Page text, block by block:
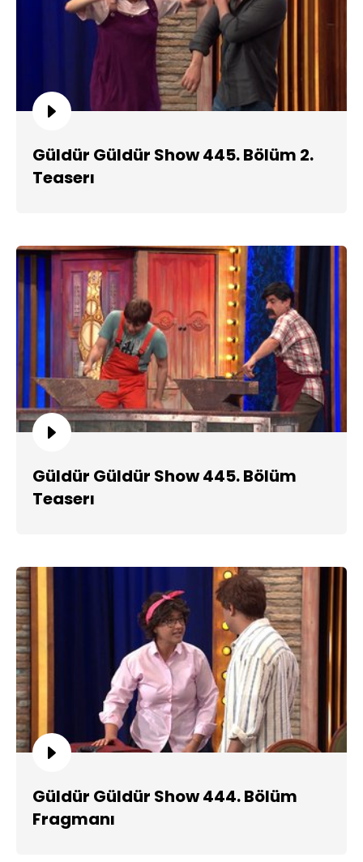
Güldür Güldür Show 445. Bölüm 2.
Teaserı
Güldür Güldür Show 445. Bölüm
Teaserı
Güldür Güldür Show 444. Bölüm
Fragmanı